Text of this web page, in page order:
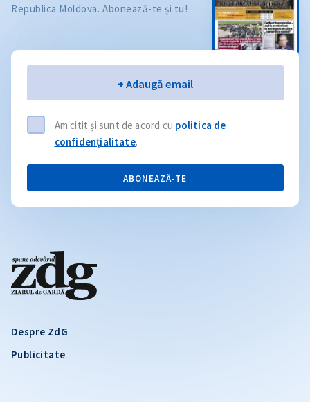
Despre ZdG
Publicitate
Republica Moldova. Abonează-te și tu!
+ Adaugă email
Am citit și sunt de acord cu politica de
confidențialitate.
ABONEAZĂ-TE